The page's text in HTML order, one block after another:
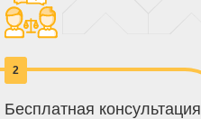
2
Бесплатная консультация